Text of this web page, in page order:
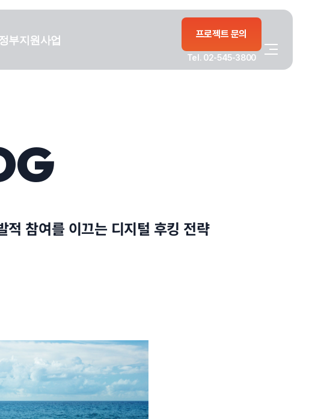
부지원사업 프로젝트 문의
Tel. 02-545-3800
적 참여를 이끄는 디지털 후킹 전략